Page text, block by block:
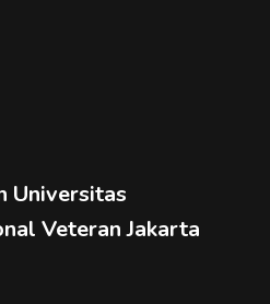
Universitas
Veteran Jakarta